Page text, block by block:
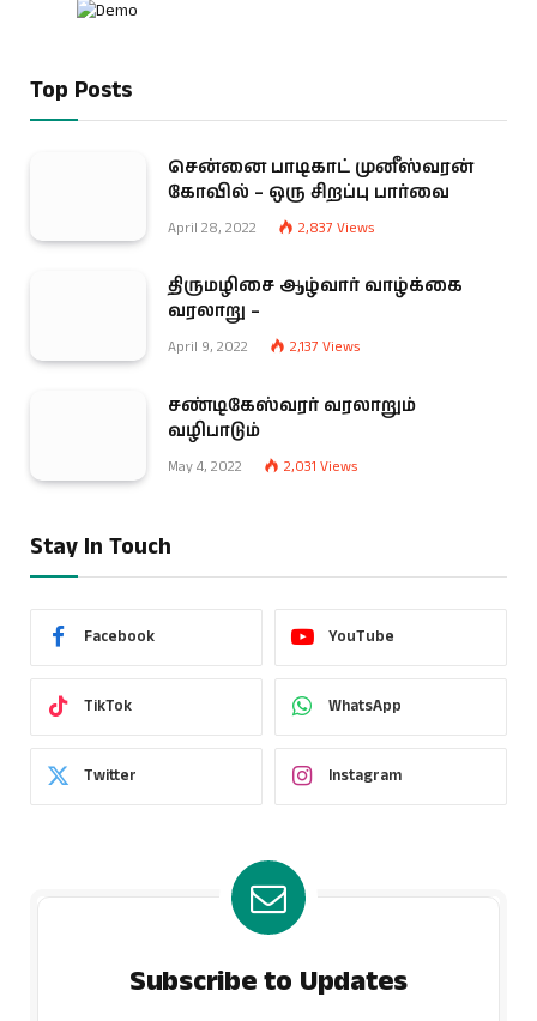
Top Posts
சென்னை பாடிகாட் முனீஸ்வரன்
கோவில் – ஒரு சிறப்பு பார்வை
April 28, 2022 2,837 Views
திருமழிசை ஆழ்வார் வாழ்க்கை
வரலாறு –
April 9, 2022 2,137 Views
சண்டிகேஸ்வரர் வரலாறும்
வழிபாடும்
May 4, 2022 2,031 Views
Stay In Touch
Facebook YouTube
TikTok WhatsApp
Twitter Instagram
Subscribe to Updates